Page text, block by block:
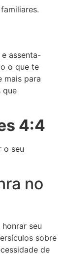
assenta-
o que te
mais para
que
4:4
o seu
no
seu
sobre
de